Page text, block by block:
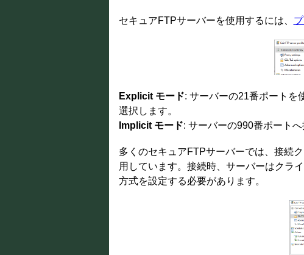
セキュアFTPサーバーを使用するには、
Explicit モード: サーバーの21番ポートを
選択します。
Implicit モード: サーバーの990番ポートへ
多くのセキュアFTPサーバーでは、接続
用しています。接続時、サーバーはクラ
方式を設定する必要があります。